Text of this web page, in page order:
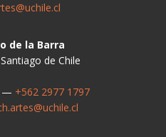
de la Barra
de Chile
+562 2977 1797